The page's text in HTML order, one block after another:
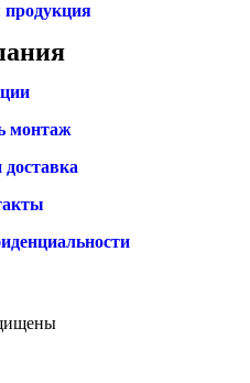
продукция
монтаж